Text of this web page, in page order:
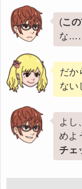
(こ
な
だか
ない
よし
めよ
チェ